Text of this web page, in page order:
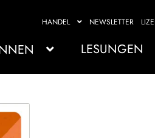
HANDEL NEWSLETTER
LESUNGEN